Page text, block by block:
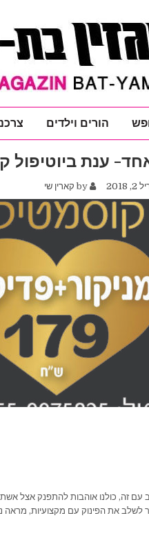
הורים וילדים
ענת ביוטיפול
2018
by קארין שי
עם זה, כולנו אוהבות להתפנק אצל
את הפינוק עם מקצועיות, מראה